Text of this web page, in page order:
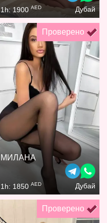
1h: 1900 AED Дубай
Проверено
МИЛАНА
1h: 1850 AED Дубай
Проверено